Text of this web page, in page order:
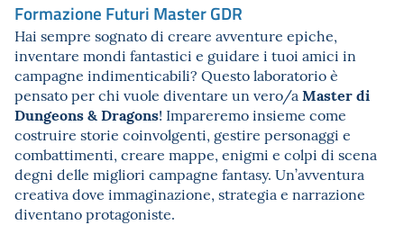
Formazione Futuri Master GDR
Hai sempre sognato di creare avventure epiche,
inventare mondi fantastici e guidare i tuoi amici in
campagne indimenticabili? Questo laboratorio è
pensato per chi vuole diventare un vero/a Master di
Dungeons & Dragons! Impareremo insieme come
costruire storie coinvolgenti, gestire personaggi e
combattimenti, creare mappe, enigmi e colpi di scena
degni delle migliori campagne fantasy. Un’avventura
creativa dove immaginazione, strategia e narrazione
diventano protagoniste.